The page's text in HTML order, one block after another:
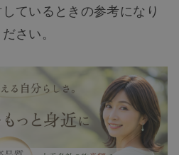
ているときの参考になり
さい。